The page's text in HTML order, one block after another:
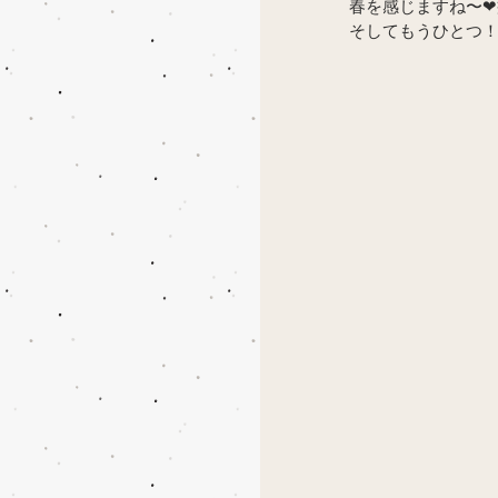
春を感じますね〜❤︎
そしてもうひとつ！